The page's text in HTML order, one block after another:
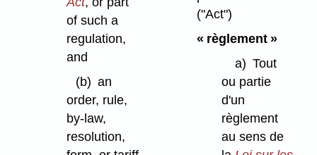
of such a
regulation,
and
(b) an
order, rule,
by-law,
resolution,
("Act")
« règlement »
a) Tout
ou partie
d'un
règlement
au sens de